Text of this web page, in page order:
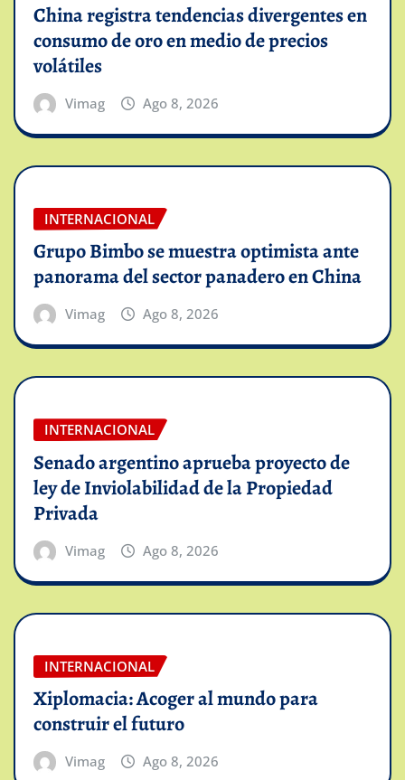
China registra tendencias divergentes en
consumo de oro en medio de precios
volátiles
Vimag Ago 8, 2026
INTERNACIONAL
Grupo Bimbo se muestra optimista ante
panorama del sector panadero en China
Vimag Ago 8, 2026
INTERNACIONAL
Senado argentino aprueba proyecto de
ley de Inviolabilidad de la Propiedad
Privada
Vimag Ago 8, 2026
INTERNACIONAL
Xiplomacia: Acoger al mundo para
construir el futuro
Vimag Ago 8, 2026